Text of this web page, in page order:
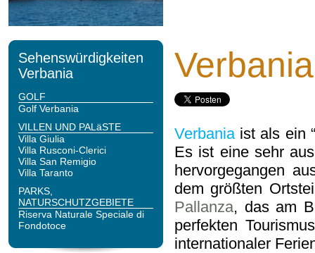
Sehenswürdigkeiten
Verbania
GOLF
Golf Verbania
VILLEN UND PALäSTE
Villa Giulia
Villa Rusconi-Clerici
Villa San Remigio
Villa Taranto
PARKS,
NATURSCHUTZGEBIETE
Riserva Naturale Speciale di
Fondotoce
Verbania
Verbaniaist als ein
Es ist eine sehr
hervorgegangen
dem größten
Pallanza, das am
perfekten
internationaler